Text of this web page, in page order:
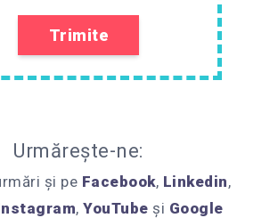
Urmărește-ne:
și pe Facebook, Linkedin,
,YouTube și Google